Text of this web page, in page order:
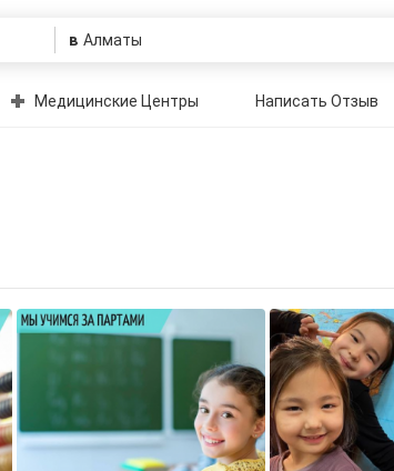
в
Медицинские Центры Написать Отзыв